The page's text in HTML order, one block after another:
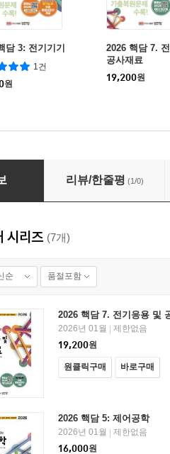
담 3: 전기기기
1건
원
2026 핵담 7.
공사재료
19,200원
공학
리뷰/한줄평 (1/0)
시리즈 (7개)
순 품절포함
2026 핵담 7. 전기응용 및
2026년 01월 | 제한없음
19,200원
원클릭구매 바로구매
2026 핵담 5: 제어공학
2026년 01월 | 제한없음
16,000원